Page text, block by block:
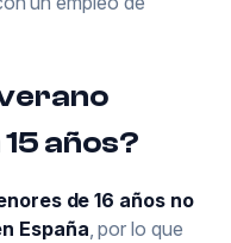
años?
de 16 años no
España , por lo que